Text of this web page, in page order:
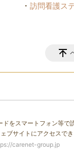
・訪問看護ス
ドをスマートフォン等で
ブサイトにアクセスでき
carenet-group.jp